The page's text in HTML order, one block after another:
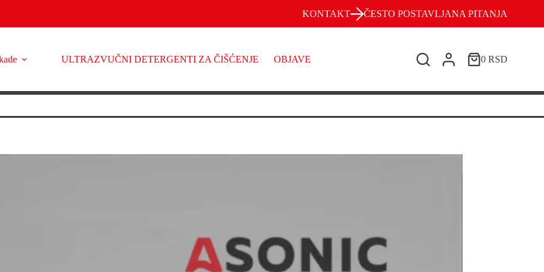
KONTAKT ČESTO POSTAVLJANA PITANJA
ULTRAZVUČNI DETERGENTI ZA ČIŠĆENJE OBJAVE
Shopping
0 RSD